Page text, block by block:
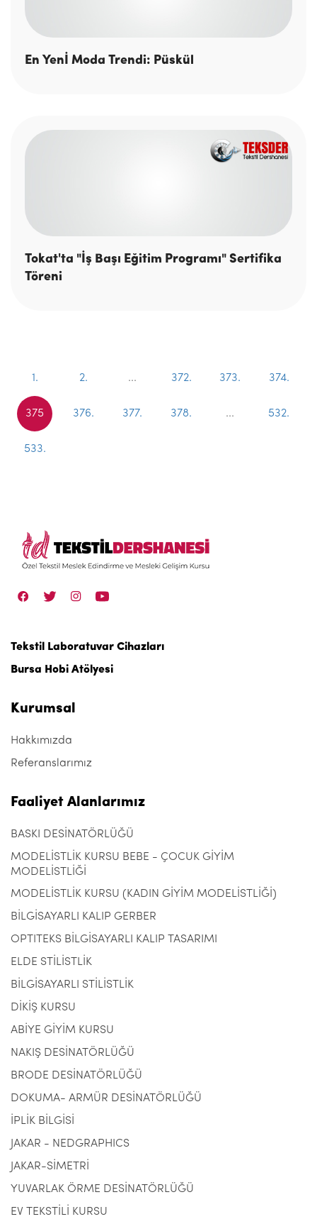
En Yenİ Moda Trendi: Püskül
Tokat'ta "İş Başı Eğitim Programı" Sertifika
Töreni
1. 2. ... 372. 373. 374.
375 376. 377. 378. ... 532.
533.
Tekstil Laboratuvar Cihazları
Bursa Hobi Atölyesi
Kurumsal
Hakkımızda
Referanslarımız
Faaliyet Alanlarımız
BASKI DESİNATÖRLÜĞÜ
MODELİSTLİK KURSU BEBE - ÇOCUK GİYİM
MODELİSTLİĞİ
MODELİSTLİK KURSU (KADIN GİYİM MODELİSTLİĞİ)
BİLGİSAYARLI KALIP GERBER
OPTITEKS BİLGİSAYARLI KALIP TASARIMI
ELDE STİLİSTLİK
BİLGİSAYARLI STİLİSTLİK
DİKİŞ KURSU
ABİYE GİYİM KURSU
NAKIŞ DESİNATÖRLÜĞÜ
BRODE DESİNATÖRLÜĞÜ
DOKUMA- ARMÜR DESİNATÖRLÜĞÜ
İPLİK BİLGİSİ
JAKAR - NEDGRAPHICS
JAKAR-SİMETRİ
YUVARLAK ÖRME DESİNATÖRLÜĞÜ
EV TEKSTİLİ KURSU